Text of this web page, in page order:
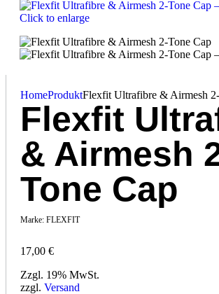
Click to enlarge
HomeProduktFlexfit Ultrafibre & Airmesh
Flexfit
& Airmesh
Tone Cap
Marke: FLEXFIT
17,00 €
Zzgl. 19% MwSt.
zzgl. Versand